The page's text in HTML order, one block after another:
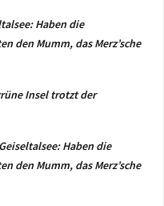
Haben die
den Mumm, das Merz’sche
Insel trotzt der
Haben die
den Mumm, das Merz’sche